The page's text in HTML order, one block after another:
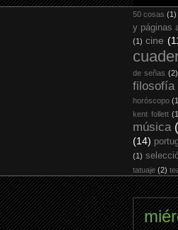
50 cosas (1)
y páginas
(1) cine
de señas (2)
filosofía
horóscopo
kent follett
música
(14)
(1)
tatuaje (2)